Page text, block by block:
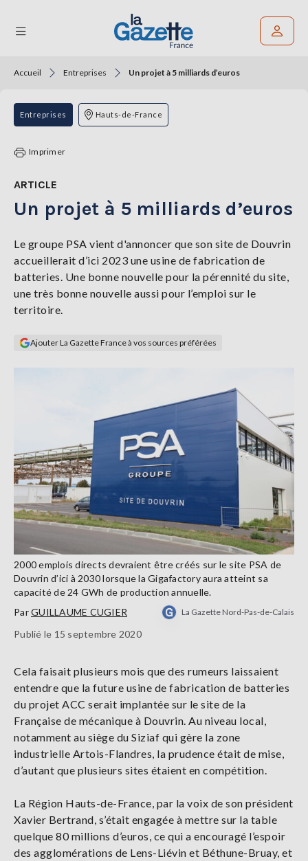
THÉMATIQUES
RÉGIONS
TENDANCES
LA
GAZETTE
Se
Accueil Entreprises Un projet à 5 milliards d’euros
Entreprises Hauts-de-France
Imprimer
ARTICLE
Un projet à 5 milliards d’euros
Le groupe PSA vient d'annoncer que son site de Douvrin
accueillerait d’ici 2023 une usine de fabrication de
batteries. Une bonne nouvelle pour la pérennité du site,
une très bonne nouvelle aussi pour l’emploi sur le
territoire.
Ajouter La Gazette France à vos sources préférées
2000 emplois directs devraient être créés sur le site PSA de
Douvrin d’ici à 2030 lorsque la Gigafactory aura atteint sa
capacité de 24 GWh de production annuelle.
ParGUILLAUME CUGIER La Gazette Nord-Pas-de-Calais
Publié le 15 septembre 2020
Cela faisait plusieurs mois que des rumeurs laissaient
entendre que la future usine de fabrication de batteries
du projet ACC serait implantée sur le site de la
Française de mécanique à Douvrin. Au niveau local,
notamment au siège du Siziaf qui gère la zone
industrielle Artois-Flandres, la prudence était de mise,
d’autant que plusieurs sites étaient en compétition.
La Région Hauts-de-France, par la voix de son président
Xavier Bertrand, s’était engagée à mettre sur la table
quelque 80 millions d’euros, ce qui a encouragé l’espoir
des agglomérations de Lens-Liévin et Béthune-Bruay, et